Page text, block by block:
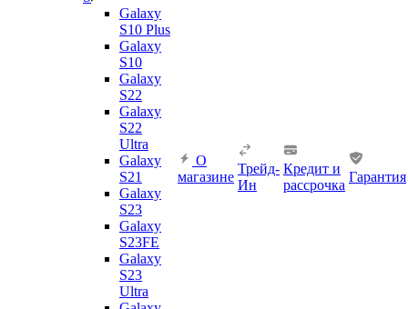
Galaxy
S10 Plus
Galaxy
S10
Galaxy
S22
Galaxy
S22
Ultra
Galaxy
S21
Galaxy
S23
Galaxy
S23FE
Galaxy
S23
Ultra
О
магазине
Трейд-
Ин
Кредит и
рассрочка
Гарантия